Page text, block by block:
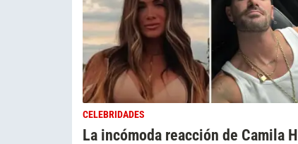
CELEBRIDADES
La incómoda reacción de Camila